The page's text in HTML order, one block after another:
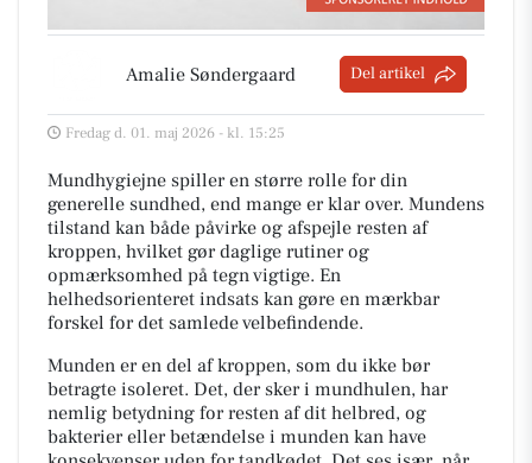
Amalie Søndergaard Del artikel
Fredag d. 01. maj 2026 - kl. 15:25
Mundhygiejne spiller en større rolle for din
generelle sundhed, end mange er klar over. Mundens
tilstand kan både påvirke og afspejle resten af
kroppen, hvilket gør daglige rutiner og
opmærksomhed på tegn vigtige. En
helhedsorienteret indsats kan gøre en mærkbar
forskel for det samlede velbefindende.
Munden er en del af kroppen, som du ikke bør
betragte isoleret. Det, der sker i mundhulen, har
nemlig betydning for resten af dit helbred, og
bakterier eller betændelse i munden kan have